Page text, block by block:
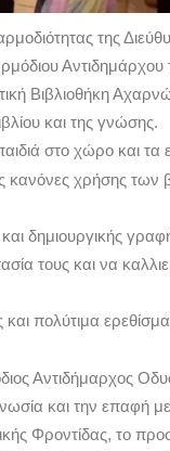
της
Βιβλιοθήκη
και της γνώσης.
στο χώρο και
κανόνες χρήσης
δημιουργικής
τους και να
πολύτιμα
Αντιδήμαρχος
και την επαφή
Φροντίδας, το